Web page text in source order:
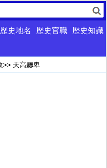
歷史地名 歷史官職
歷史知識
>> 天高聽卑